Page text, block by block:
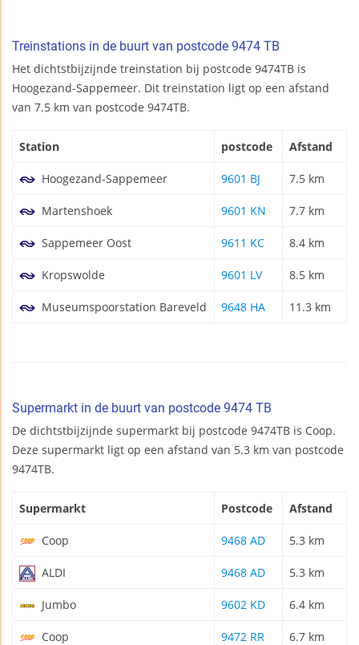
Treinstations in de buurt van postcode 9474 TB
Het dichtstbijzijnde treinstation bij postcode 9474TB is
Hoogezand-Sappemeer. Dit treinstation ligt op een afstand
van 7.5 km van postcode 9474TB.
Station postcode Afstand
Hoogezand-Sappemeer 9601 BJ 7.5 km
Martenshoek 9601 KN 7.7 km
Sappemeer Oost 9611 KC 8.4 km
Kropswolde 9601 LV 8.5 km
Museumspoorstation Bareveld 9648 HA 11.3 km
Supermarkt in de buurt van postcode 9474 TB
De dichtstbijzijnde supermarkt bij postcode 9474TB is Coop.
Deze supermarkt ligt op een afstand van 5.3 km van postcode
9474TB.
Supermarkt Postcode Afstand
Coop 9468 AD 5.3 km
ALDI 9468 AD 5.3 km
Jumbo 9602 KD 6.4 km
Coop 9472 RR 6.7 km